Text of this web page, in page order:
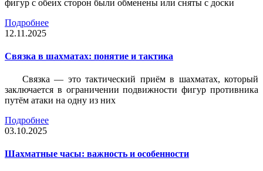
фигур с обеих сторон были обменены или сняты с доски
Подробнее
12.11.2025
Связка в шахматах: понятие и тактика
Связка — это тактический приём в шахматах, который
заключается в ограничении подвижности фигур противника
путём атаки на одну из них
Подробнее
03.10.2025
Шахматные часы: важность и особенности